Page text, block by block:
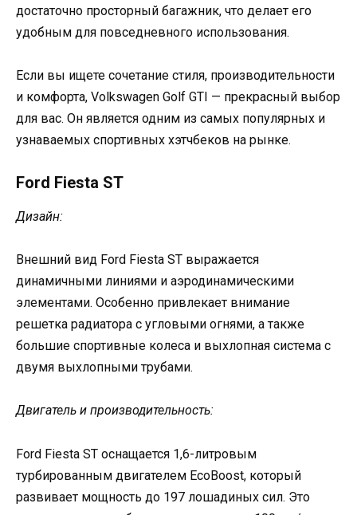
достаточно просторный багажник, что делает его
удобным для повседневного использования.
Если вы ищете сочетание стиля, производительности
и комфорта, Volkswagen Golf GTI — прекрасный выбор
для вас. Он является одним из самых популярных и
узнаваемых спортивных хэтчбеков на рынке.
Ford Fiesta ST
Дизайн:
Внешний вид Ford Fiesta ST выражается
динамичными линиями и аэродинамическими
элементами. Особенно привлекает внимание
решетка радиатора с угловыми огнями, а также
большие спортивные колеса и выхлопная система с
двумя выхлопными трубами.
Двигатель и производительность:
Ford Fiesta ST оснащается 1,6-литровым
турбированным двигателем EcoBoost, который
развивает мощность до 197 лошадиных сил. Это